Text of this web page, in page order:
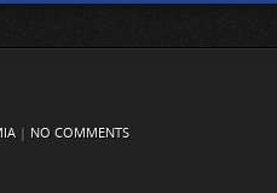
| NO COMMENTS